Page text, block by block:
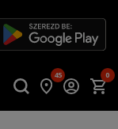
45 0